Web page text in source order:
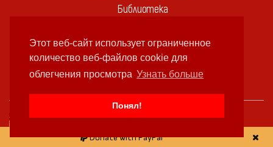
Этот веб-сайт использует ограниченное
количество веб-файлов cookie для
облегчения просмотра Узнать больше
Понял!
Библиотека
Контакт
В ЭТОТ ДЕНЬ:
ДЕНЬ РОЖДЕНИЯ
ROLAND ALBERG
Donate with PayPal